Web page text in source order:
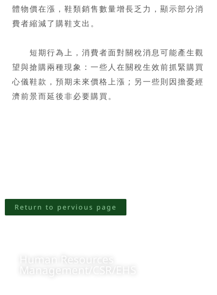
體物價在漲，鞋類銷售數量增長乏力，顯示部分消
費者縮減了購鞋支出。
短期行為上，消費者面對關稅消息可能產生觀
望與搶購兩種現象 : 一些人在關稅生效前抓緊購買
心儀鞋款，預期未來價格上漲 ; 另一些則因擔憂經
濟前景而延後非必要購買。
Return to pervious page
Human Resources
Management/CSR/EHS